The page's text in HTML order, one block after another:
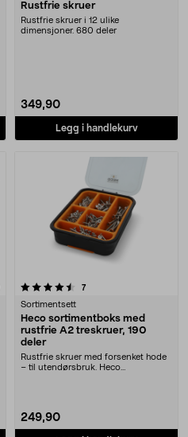
Rustfrie skruer
Rustfrie skruer i 12 ulike
dimensjoner. 680 deler
349,90
Legg i handlekurv
7anmeldelser
Sortimentsett
Heco sortimentboks med
rustfrie A2 treskruer, 190
deler
Rustfrie skruer med forsenket hode
– til utendørsbruk. Heco
249,90